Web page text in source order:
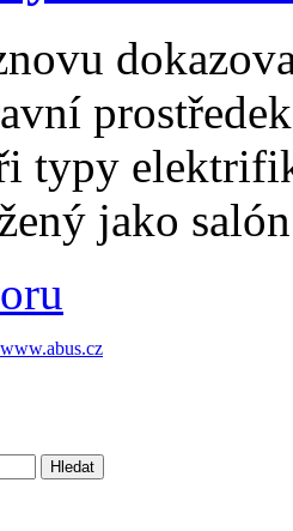
typy
jako